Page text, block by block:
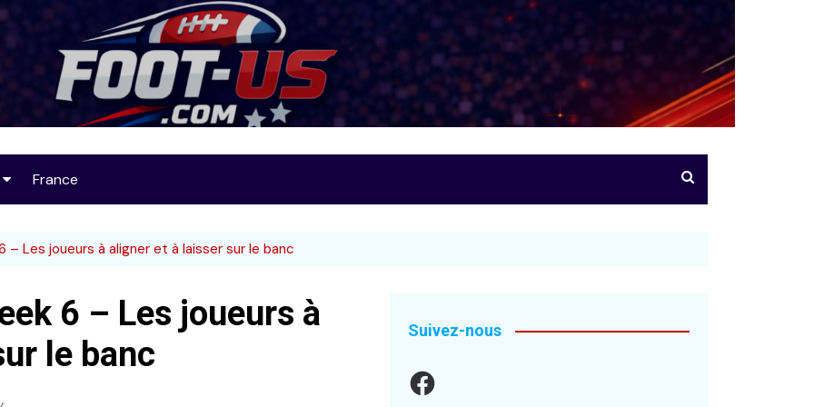
Foot-US
France
– Les joueurs à aligner et à laisser sur le banc
6 – Les joueurs à
le banc
Suivez-nous
Facebook